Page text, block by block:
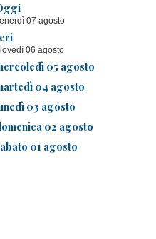
07 agosto
06 agosto
05 agosto
04 agosto
03 agosto
02 agosto
01 agosto